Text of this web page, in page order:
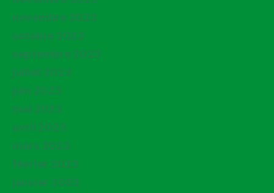
novembre 2023
octobre 2023
septembre 2023
juillet 2023
juin 2023
mai 2023
avril 2023
mars 2023
février 2023
janvier 2023